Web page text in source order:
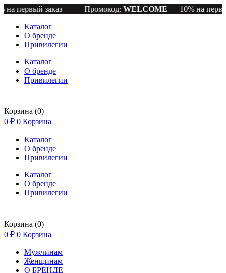
заказ Промокод:WELCOME— 10% на первый
Каталог
О бренде
Привилегии
Каталог
О бренде
Привилегии
Корзина (0)
0 ₽ 0 Корзина
Каталог
О бренде
Привилегии
Каталог
О бренде
Привилегии
Корзина (0)
0 ₽ 0 Корзина
Мужчинам
Женщинам
О БРЕНДЕ